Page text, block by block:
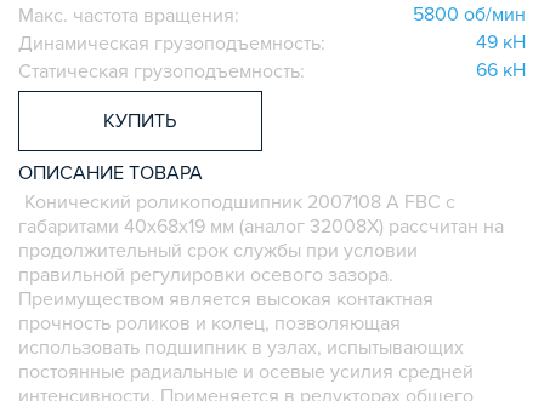
ПАНЕЛЕЙ, ЛИСТА, СЕТКИ
ОПОРЫ, ПОДВЕСЫ
КОМПОНЕНТЫ ДЛЯ КОНВЕЙЕРОВ
КОЛЁСА
ОСНАСТКА
ПЛАСТИКОВЫЕ КОРОБКИ
Макс. частота вращения:
5800 об/мин
Динамическая грузоподъемность:
49 кН
Статическая грузоподъемность:
66 кН
КУПИТЬ
ОПИСАНИЕ ТОВАРА
Конический роликоподшипник 2007108 А FBC с
габаритами 40х68х19 мм (аналог 32008X) рассчитан на
продолжительный срок службы при условии
правильной регулировки осевого зазора.
Преимуществом является высокая контактная
прочность роликов и колец, позволяющая
использовать подшипник в узлах, испытывающих
постоянные радиальные и осевые усилия средней